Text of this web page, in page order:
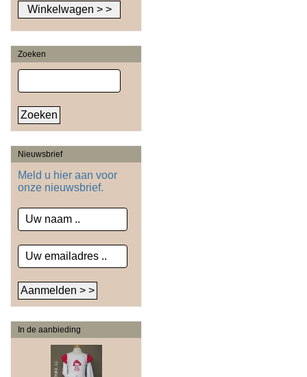
Zoeken
Nieuwsbrief
Meld u hier aan voor
onze nieuwsbrief.
In de aanbieding